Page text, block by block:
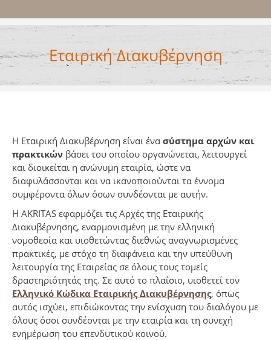
Εταιρική Διακυβέρνηση
Η Εταιρική Διακυβέρνηση είναι ένα σύστημα αρχών και
πρακτικών βάσει του οποίου οργανώνεται, λειτουργεί
και διοικείται η ανώνυμη εταιρία, ώστε να
διαφυλάσσονται και να ικανοποιούνται τα έννομα
συμφέροντα όλων όσων συνδέονται με αυτήν.
Η AKRITAS εφαρμόζει τις Αρχές της Εταιρικής
Διακυβέρνησης, εναρμονισμένη με την ελληνική
νομοθεσία και υιοθετώντας διεθνώς αναγνωρισμένες
πρακτικές, με στόχο τη διαφάνεια και την υπεύθυνη
λειτουργία της Εταιρείας σε όλους τους τομείς
δραστηριότητάς της. Σε αυτό το πλαίσιο, υιοθετεί τον
Ελληνικό Κώδικα Εταιρικής Διακυβέρνησης, όπως
αυτός ισχύει, επιδιώκοντας την ενίσχυση του διαλόγου με
όλους όσοι συνδέονται με την εταιρία και τη συνεχή
ενημέρωση του επενδυτικού κοινού.